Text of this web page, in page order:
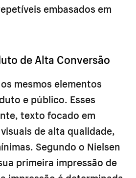
embasados em
de Alta Conversão
mesmos elementos
e público. Esses
texto focado em
de alta qualidade,
Segundo o Nielsen
primeira impressão de